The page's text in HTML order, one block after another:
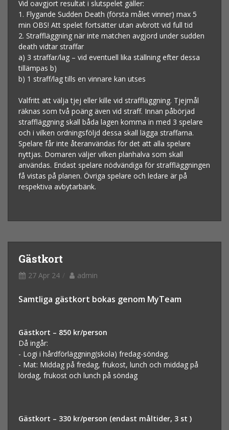
Vid oavgjort resultat i slutspelet gäller:
1. Flygande Sudden Death (första målet vinner) max 5
min OBS! Att spelet fortsätter utan avbrott vid full tid
2. Straffläggning när inte matchen avgjord under sudden
death vidtar straffar
a) 3 straffar/lag – vid eventuell lika ställning efter dessa
tillämpas b)
b) 1 straff/lag tills en vinnare kan utses
Valfritt att välja tjej eller kille vid straffläggning. Tjejmål
räknas som två poäng även vid straff. Innan påbörjad
straffläggning skall båda lagen komma in med 3 spelare
och i vilken ordningsföljd dessa skall lägga straffarna.
Spelare får inte återanvändas för det att alla spelare
nyttjas. Domaren väljer vilken planhalva som skall
användas. Endast spelare nödvändiga för straffläggningen
få vistas på planen. Övriga spelare och ledare är på
respektiva avbytarbänk.
Gästkort
27 Apr 24 admin
Samtliga gästkort bokas genom MyTeam
Gästkort – 850 kr/person
Då ingår:
- Logi i hårdförläggning(skola) fredag-söndag.
- Mat: Middag på fredag, frukost, lunch och middag på
lördag, frukost och lunch på söndag
Gästkort – 330 kr/person (endast måltider, 3 st )